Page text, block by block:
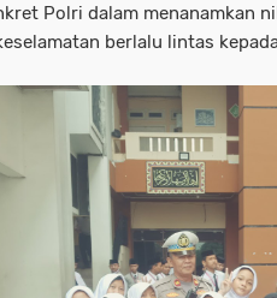
Polri dalam menanamkan
berlalu lintas